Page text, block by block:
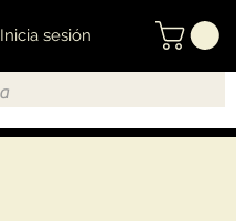
Inicia sesión